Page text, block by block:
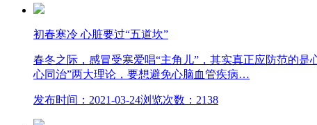
初春寒冷 心脏要过“五道坎”
春冬之际，感冒受寒爱唱“主角儿”，其实真正应防范的是
心同治”两大理论，要想避免心脑血管疾病…
发布时间：2021-03-24浏览次数：2138